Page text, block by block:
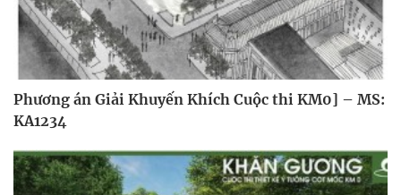
Phương án Giải Khuyến Khích Cuộc thi KM0] – MS:
KA1234